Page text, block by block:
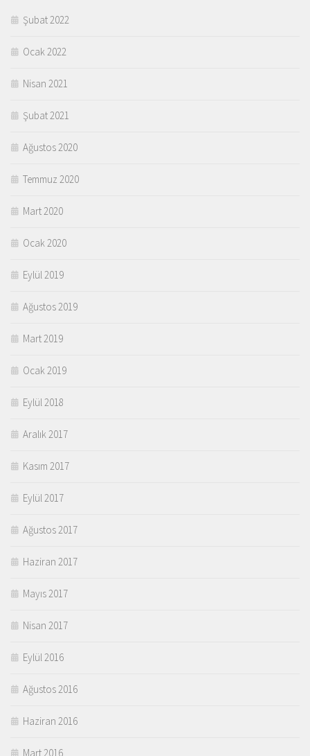
Şubat 2022
Ocak 2022
Nisan 2021
Şubat 2021
Ağustos 2020
Temmuz 2020
Mart 2020
Ocak 2020
Eylül 2019
Ağustos 2019
Mart 2019
Ocak 2019
Eylül 2018
Aralık 2017
Kasım 2017
Eylül 2017
Ağustos 2017
Haziran 2017
Mayıs 2017
Nisan 2017
Eylül 2016
Ağustos 2016
Haziran 2016
Mart 2016